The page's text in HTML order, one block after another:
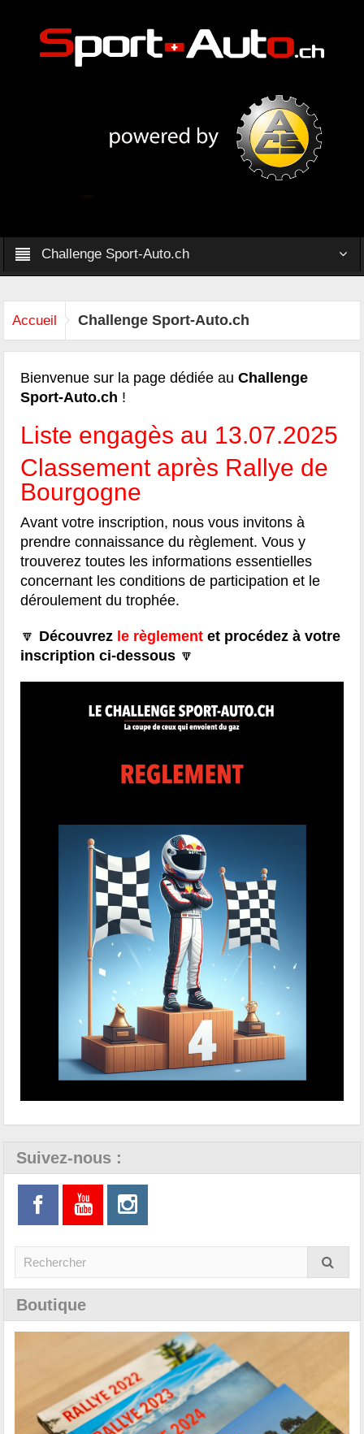
Challenge Sport-Auto.ch
Accueil Challenge Sport-Auto.ch
Bienvenue sur la page dédiée auChallenge
Sport-Auto.ch !
Liste engagès au 13.07.2025
Classement après Rallye de
Bourgogne
Avant votre inscription, nous vous invitons à
prendre connaissance du règlement. Vous y
trouverez toutes les informations essentielles
concernant les conditions de participation et le
déroulement du trophée.
🔽 Découvrez le règlement et procédez à votre
inscription ci-dessous 🔽
Suivez-nous :
Boutique